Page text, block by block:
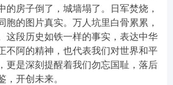
的房子倒了，城墙塌了。日军焚烧，
胞的图片真实。万人坑里白骨累累，
这段历史如铁一样的事实，表达中华
不阿的精神，也代表我们对世界和平
更是深刻提醒着我们勿忘国耻，落后
，开创未来。